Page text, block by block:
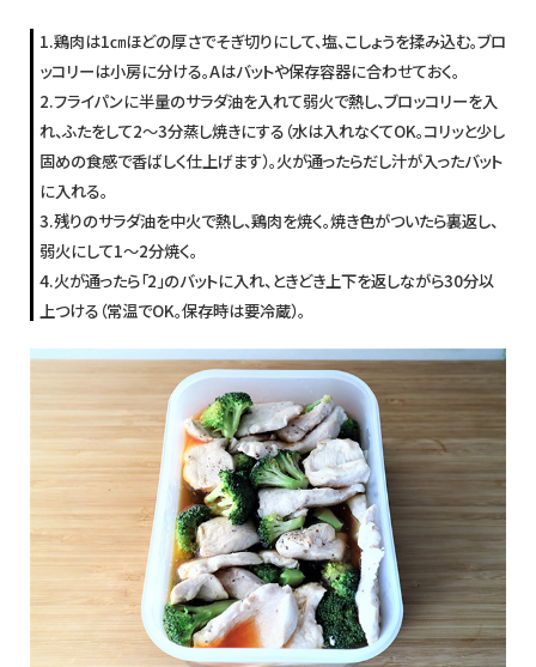
1.鶏肉は1㎝ほどの厚さでそぎ切りにして、塩、こしょうを揉み込む。ブロ
ッコリーは小房に分ける。Aはバットや保存容器に合わせておく。
2.フライパンに半量のサラダ油を入れて弱火で熱し、ブロッコリーを入
れ、ふたをして2〜3分蒸し焼きにする（水は入れなくてOK。コリッと少し
固めの食感で香ばしく仕上げます）。火が通ったらだし汁が入ったバット
に入れる。
3.残りのサラダ油を中火で熱し、鶏肉を焼く。焼き色がついたら裏返し、
弱火にして1〜2分焼く。
4.火が通ったら「2」のバットに入れ、ときどき上下を返しながら30分以
上つける（常温でOK。保存時は要冷蔵）。